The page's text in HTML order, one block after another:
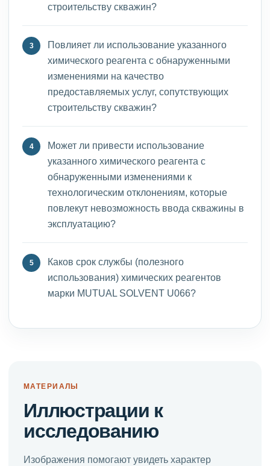
строительству скважин?
Повлияет ли использование указанного
химического реагента с обнаруженными
изменениями на качество
предоставляемых услуг, сопутствующих
строительству скважин?
Может ли привести использование
указанного химического реагента с
обнаруженными изменениями к
технологическим отклонениям, которые
повлекут невозможность ввода скважины в
эксплуатацию?
Каков срок службы (полезного
использования) химических реагентов
марки MUTUAL SOLVENT U066?
МАТЕРИАЛЫ
Иллюстрации к
исследованию
Изображения помогают увидеть характер